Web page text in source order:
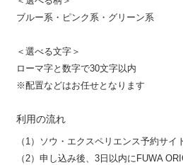
ブルー系・ピンク系・グリーン系
＜選べる文字＞
ローマ字と数字で30文字以内
※配置などはお任せとなります
利用の流れ
（1）ソウ・エクスペリエンス予約サイ
（2）申し込み後、3日以内にFUWA